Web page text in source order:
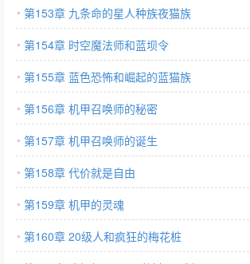
第153章 九条命的星人种族夜猫族
第154章 时空魔法师和蓝坝令
第155章 蓝色恐怖和崛起的蓝猫族
第156章 机甲召唤师的秘密
第157章 机甲召唤师的诞生
第158章 代价就是自由
第159章 机甲的灵魂
第160章 20级人和疯狂的梅花桩